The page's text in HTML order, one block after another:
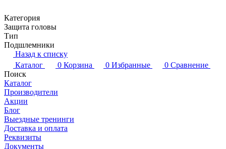
Категория
Защита головы
Тип
Подшлемники
Назад к списку
Каталог
0 Корзина 0 Избранные 0 Сравнение
Поиск
Каталог
Производители
Акции
Блог
Выездные тренинги
Доставка и оплата
Реквизиты
Документы